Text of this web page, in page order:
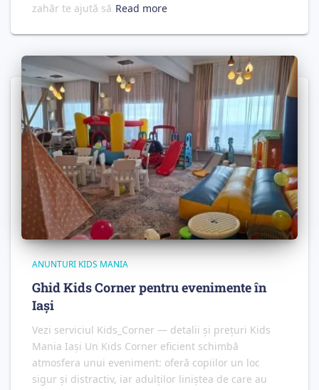
zahăr te ajută să Read more
ANUNTURI KIDS MANIA
Ghid Kids Corner pentru evenimente în
Iași
Vezi serviciul Kids_Corner — detalii și prețuri Kids
Mania Iași Un Kids Corner eficient schimbă
atmosfera unui eveniment: oferă copiilor un loc
sigur și distractiv, iar adulților liniștea de care au